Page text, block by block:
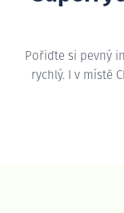
Pořiďte si pevný
rychlý. I v místě